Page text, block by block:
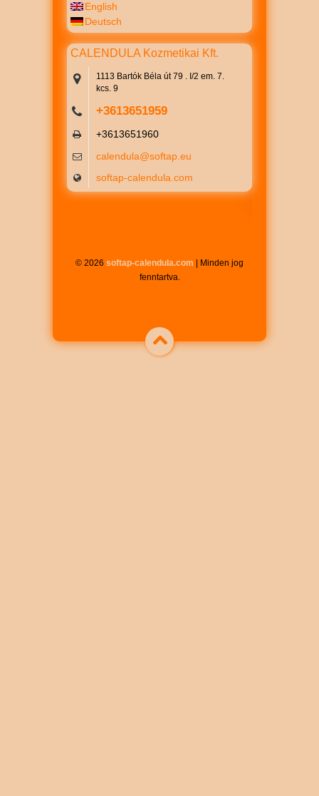
English
Deutsch
CALENDULA Kozmetikai Kft.
1113 Bartók Béla út 79 . I/2 em. 7.
kcs. 9
+3613651959
+3613651960
calendula@softap.eu
softap-calendula.com
© 2026 softap-calendula.com | Minden jog
fenntartva.